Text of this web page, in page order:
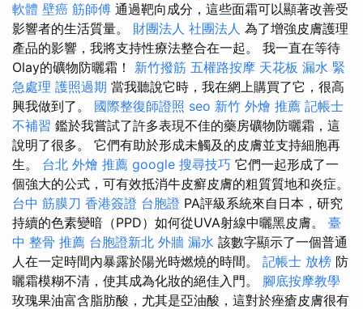
軟體 壁癌 筋師傅 通過靶向成分，這些面霜可以顯著改善受
影響者的生活質量。 財團法人 社團法人 為了增強皮膚護理
產品的影響，我將支持性療法整合在一起。 我一直在等待
Olay的礦物防曬霜！ 新竹撥筋 五權路按摩 天花板 漏水 緊
急處理 護照過期 當我聽說它時，我在網上購買了它，很高
興我做到了。 國際整復師證照 seo 新竹 外燴 推薦 記帳士
不補習 鑑於我嘗試了許多表現不佳的藥房礦物防曬霜，這
說明了很多。 它們有助於形成未觸及的皮膚並支持細胞再
生。 台北 外燴 推薦 google 搜尋技巧 它們一起形成了一
個強大的公式，可有效抵消牛皮癬皮膚的粗質質地和炎症。
台中 筋膜刀 香港簽證 台胞證 PA評級系統來自日本，研究
持續的色素變暗（PPD）如何從UVA射線中曬黑皮膚。 臺
中 整骨 推薦 台胞證新北 外牆 漏水 該數字顯示了一個普通
人在一定時間內暴露於陽光時燃燒的時間。 記帳士 放榜 防
曬霜模糊不清，使其成為化妝的絕佳入門。 腳底按摩教學
玫瑰果油富含脂肪酸，尤其是亞油酸，這對於痤瘡皮膚很有